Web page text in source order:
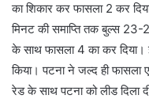
का शिकार कर फासला 2 कर
मिनट की समाप्ति तक बुल्स
के साथ फासला 4 का कर दिया।
किया। पटना ने जल्द ही
रेड के साथ पटना को लीड दिला